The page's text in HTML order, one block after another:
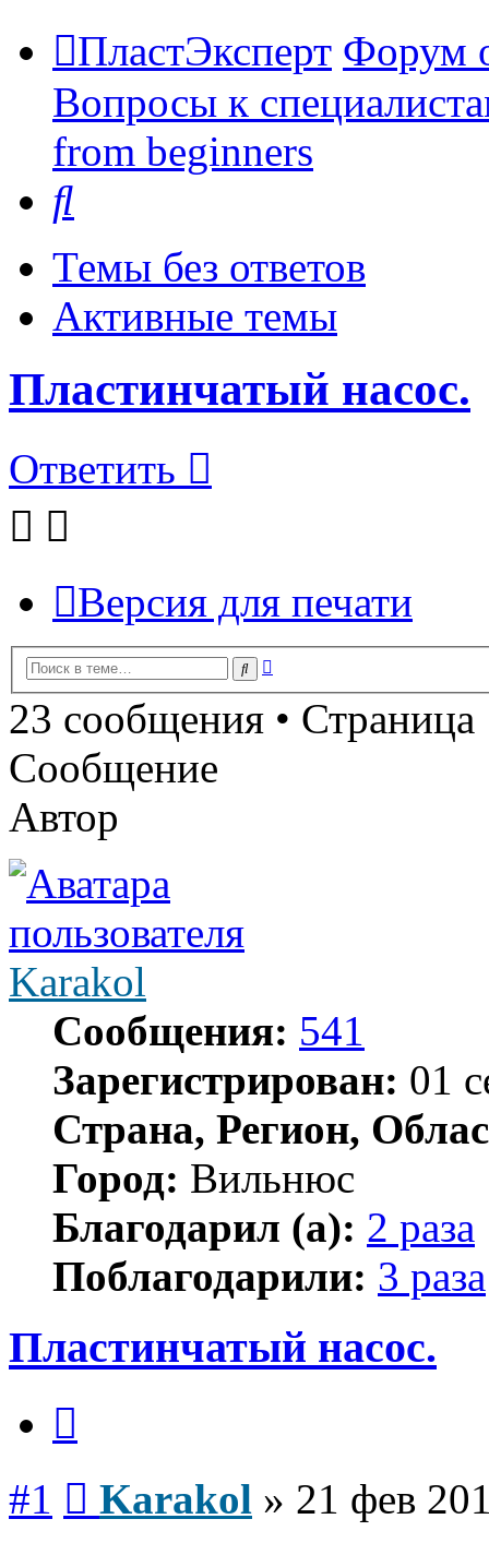
ПластЭксперт Форум
Вопросы к
from beginners
Темы без ответов
Активные темы
Пластинчатый насос.
Ответить
Версия для печати
Поиск
23 сообщения • Страница
Сообщение
Автор
Karakol
Сообщения: 541
Зарегистрирован: 01
Страна, Регион,
Город: Вильнюс
Благодарил (а): 2 раза
Поблагодарили: 3 раза
Пластинчатый насос.
#1 Karakol » 21 фев